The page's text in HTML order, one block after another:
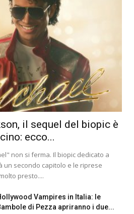
il sequel del biopic è
ecco...
non si ferma. Il biopic dedicato a
un secondo capitolo e le riprese
presto....
Vampires in Italia: le
di Pezza apriranno i due...